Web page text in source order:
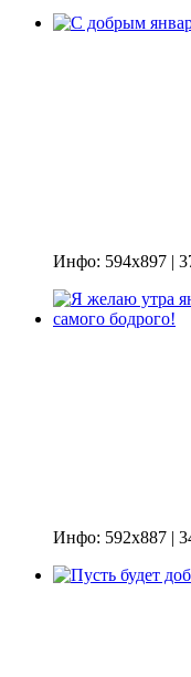
Инфо: 594х897 |
Инфо: 592х887 |